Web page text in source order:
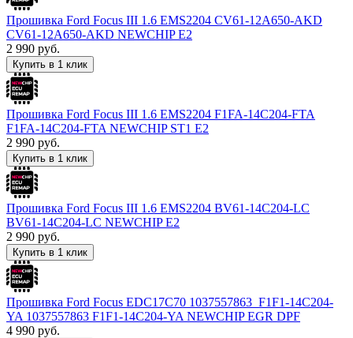
Прошивка Ford Focus III 1.6 EMS2204 CV61-12A650-AKD
CV61-12A650-AKD NEWCHIP E2
2 990 руб.
Купить в 1 клик
Прошивка Ford Focus III 1.6 EMS2204 F1FA-14C204-FTA
F1FA-14C204-FTA NEWCHIP ST1 E2
2 990 руб.
Купить в 1 клик
Прошивка Ford Focus III 1.6 EMS2204 BV61-14C204-LC
BV61-14C204-LC NEWCHIP E2
2 990 руб.
Купить в 1 клик
Прошивка Ford Focus EDC17C70 1037557863_F1F1-14C204-
YA 1037557863 F1F1-14C204-YA NEWCHIP EGR DPF
4 990 руб.